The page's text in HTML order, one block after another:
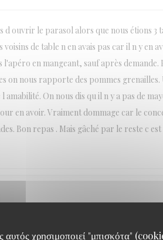
αυτός χρησιμοποιεί "μπισκότα"
ouvrir le parasol alors que nous étions 3
de table n en avais pas car il n y en
en mangeant, sauf après
on nous rapporte des pommes
On nous dis qu il n y a pas de
en avoir. Vraiment dommage car le
Bon repas . Mais gâché par le reste c